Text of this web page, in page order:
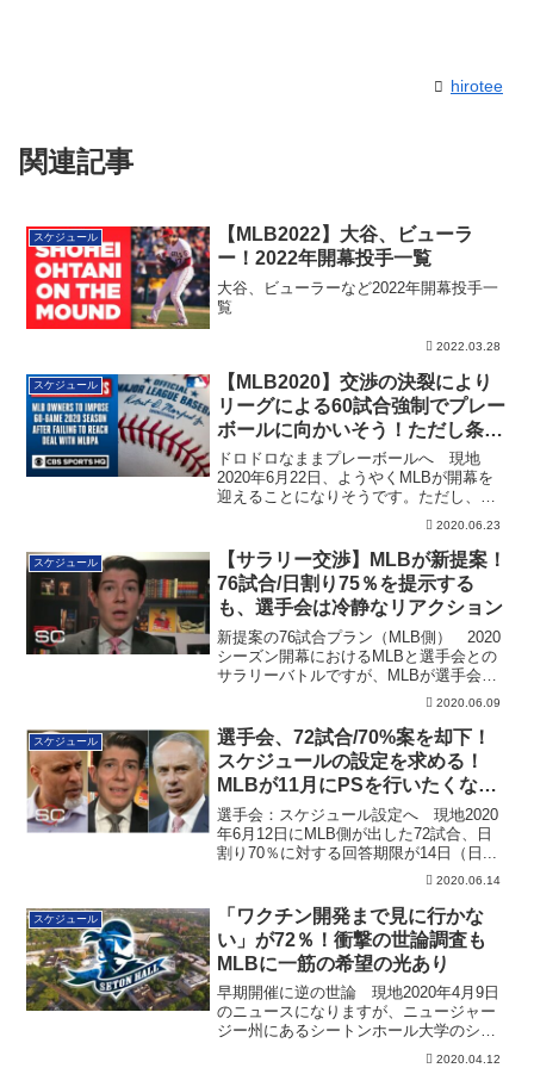
hirotee
関連記事
スケジュール
【MLB2022】大谷、ビューラ
ー！2022年開幕投手一覧
大谷、ビューラーなど2022年開幕投手一
覧
2022.03.28
スケジュール
【MLB2020】交渉の決裂により
リーグによる60試合強制でプレー
ボールに向かいそう！ただし条件
もあり
ドロドロなままプレーボールへ 現地
2020年6月22日、ようやくMLBが開幕を
迎えることになりそうです。ただし、ド
2020.06.23
スケジュール
【サラリー交渉】MLBが新提案！
76試合/日割り75％を提示する
も、選手会は冷静なリアクション
新提案の76試合プラン（MLB側） 2020
シーズン開幕におけるMLBと選手会との
サラリーバトルですが、MLBが選手会
2020.06.09
スケジュール
選手会、72試合/70%案を却下！
スケジュールの設定を求める！
MLBが11月にPSを行いたくない
理由も判明
選手会：スケジュール設定へ 現地2020
年6月12日にMLB側が出した72試合、日
割り70％に対する回答期限が14日（日...
2020.06.14
スケジュール
「ワクチン開発まで見に行かな
い」が72％！衝撃の世論調査も
MLBに一筋の希望の光あり
早期開催に逆の世論 現地2020年4月9日
のニュースになりますが、ニュージャー
ジー州にあるシートンホール大学のシャ
2020.04.12